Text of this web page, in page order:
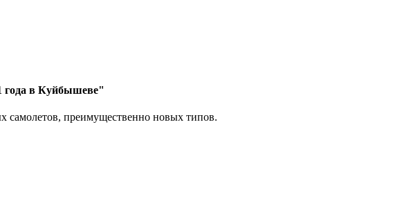
года в Куйбышеве"
самолетов, преимущественно новых типов.